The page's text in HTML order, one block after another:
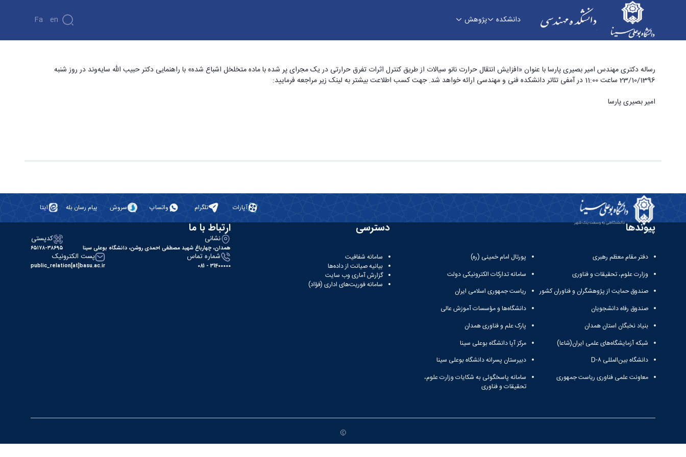
دانشکده پژوهش Fa En
رساله دکتری مهندس امیر بصیری پارسا با عنوان «افزایش انتقال حرارت نانو سیالات از طریق کنترل اثرات تفرق حرارتی در یک مجرای پر شده با ماده
متخلخل اشباع شده» - دانشکده فنی و مهندسی
رساله دکتری مهندس امیر بصیری پارسا با عنوان «افزایش انتقال حرارت نانو سیالات از طریق کنترل اثرات تفرق حرارتی در یک مجرای پر شده با ماده متخلخل اشباع شده» با راهنمایی دکتر حبیب الله سایه‌وند در روز شنبه
23/10/1396 ساعت 11:00 در آمفی تئاتر دانشکده فنی و مهندسی ارائه خواهد شد. جهت کسب اطلاعت بیشتر به لینک زیر مراجعه فرمایید:
امیر بصیری پارسا
آپارات تلگرام واتساپ سروش پیام رسان بله ایتا
پیوندها
دفتر مقام معظم رهبری
وزارت علوم، تحقیقات و فناوری
صندوق حمایت از پژوهشگران و فناوران کشور
صندوق رفاه دانشجویان
بنیاد نخبگان استان همدان
شبکه آزمایشگاه‌های علمی ایران(شاعا)
دانشگاه بین‌المللی D-۸
معاونت علمی فناوری ریاست جمهوری
پورتال امام خمینی (ره)
سامانه تدارکات الکترونیکی دولت
ریاست جمهوری اسلامی ایران
دانشگاه‌ها و مؤسسات آموزش عالی
پارک علم و فناوری همدان
مرکز آپا دانشگاه بوعلی سینا
دبیرستان پسرانه دانشگاه بوعلی سینا
سامانه پاسخگوئی به شکایات وزارت علوم،
تحقیقات و فناوری
دسترسی
سامانه شفافیت
بیانیه صیانت از داده‌ها
گزارش آماری وب‌ سایت
سامانه فوریت‌های اداری (فؤاد)
ارتباط با ما
نشانی
همدان، چهارباغ شهید مصطفی احمدی روشن، دانشگاه بوعلی سینا
کدپستی
۶۵۱۷۸-۳۸۶۹۵
شماره تماس
31400000 - 081
پست الکترونیک
public_relation[at]basu.ac.ir